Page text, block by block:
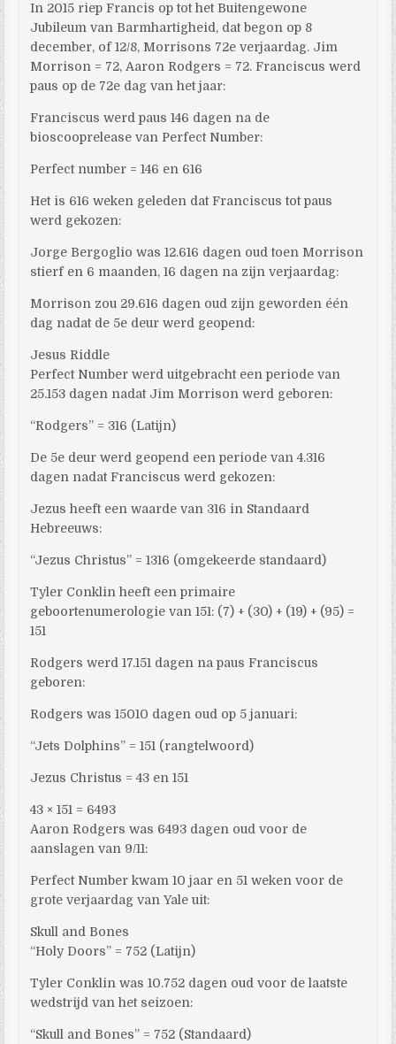
In 2015 riep Francis op tot het Buitengewone
Jubileum van Barmhartigheid, dat begon op 8
december, of 12/8, Morrisons 72e verjaardag. Jim
Morrison = 72, Aaron Rodgers = 72. Franciscus werd
paus op de 72e dag van het jaar:
Franciscus werd paus 146 dagen na de
bioscooprelease van Perfect Number:
Perfect number = 146 en 616
Het is 616 weken geleden dat Franciscus tot paus
werd gekozen:
Jorge Bergoglio was 12.616 dagen oud toen Morrison
stierf en 6 maanden, 16 dagen na zijn verjaardag:
Morrison zou 29.616 dagen oud zijn geworden één
dag nadat de 5e deur werd geopend:
Jesus Riddle
Perfect Number werd uitgebracht een periode van
25.153 dagen nadat Jim Morrison werd geboren:
“Rodgers” = 316 (Latijn)
De 5e deur werd geopend een periode van 4.316
dagen nadat Franciscus werd gekozen:
Jezus heeft een waarde van 316 in Standaard
Hebreeuws:
“Jezus Christus” = 1316 (omgekeerde standaard)
Tyler Conklin heeft een primaire
geboortenumerologie van 151: (7) + (30) + (19) + (95) =
151
Rodgers werd 17.151 dagen na paus Franciscus
geboren:
Rodgers was 15010 dagen oud op 5 januari:
“Jets Dolphins” = 151 (rangtelwoord)
Jezus Christus = 43 en 151
43 × 151 = 6493
Aaron Rodgers was 6493 dagen oud voor de
aanslagen van 9/11:
Perfect Number kwam 10 jaar en 51 weken voor de
grote verjaardag van Yale uit:
Skull and Bones
“Holy Doors” = 752 (Latijn)
Tyler Conklin was 10.752 dagen oud voor de laatste
wedstrijd van het seizoen:
“Skull and Bones” = 752 (Standaard)